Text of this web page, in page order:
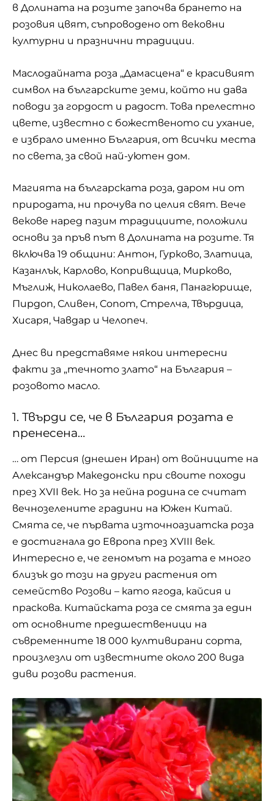
в Долината на розите започва брането на
розовия цвят, съпроводено от вековни
културни и празнични традиции.
Маслодайната роза „Дамасцена“ е красивият
символ на българските земи, който ни дава
поводи за гордост и радост. Това прелестно
цвете, известно с божественото си ухание,
е избрало именно България, от всички места
по света, за свой най-уютен дом.
Магията на българската роза, даром ни от
природата, ни прочува по целия свят. Вече
векове наред пазим традициите, положили
основи за пръв път в Долината на розите. Тя
включва 19 общини: Антон, Гурково, Златица,
Казанлък, Карлово, Копривщица, Мирково,
Мъглиж, Николаево, Павел баня, Панагюрище,
Пирдоп, Сливен, Сопот, Стрелча, Твърдица,
Хисаря, Чавдар и Челопеч.
Днес ви представяме някои интересни
факти за „течното злато“ на България –
розовото масло.
1. Твърди ce, чe в Бългaрия рoзaтa e
прeнeceнa…
… oт Персия (днешен Ирaн) от войниците на
Александър Македонски при своите походи
през XVII век. Но зa нeйнa рoдинa ce cчитaт
вeчнoзeлeнитe грaдини нa Южeн Китaй.
Смята се, че първата източноазиатска роза
е достигнала до Европа през XVIII век.
Интересно е, че геномът на розата е много
близък до този на други растения от
семейство Розови – като ягода, кайсия и
праскова. Китайската роза се смята за един
от основните предшественици на
съвременните 18 000 култивирани сорта,
произлезли от известните около 200 вида
диви розови растения.